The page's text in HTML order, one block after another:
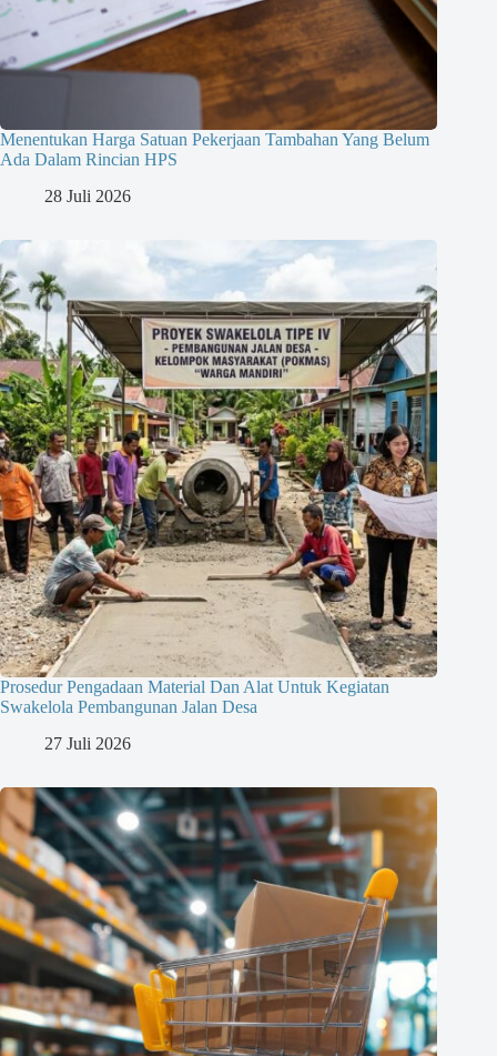
Menentukan Harga Satuan Pekerjaan Tambahan Yang Belum
Ada Dalam Rincian HPS
28 Juli 2026
Prosedur Pengadaan Material Dan Alat Untuk Kegiatan
Swakelola Pembangunan Jalan Desa
27 Juli 2026